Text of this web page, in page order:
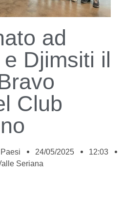
ad
Djimsiti il
Club
24/05/2025
12:03
Seriana